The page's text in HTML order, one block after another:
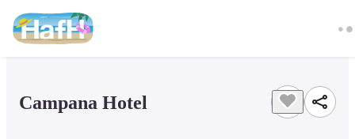
Campana Hotel